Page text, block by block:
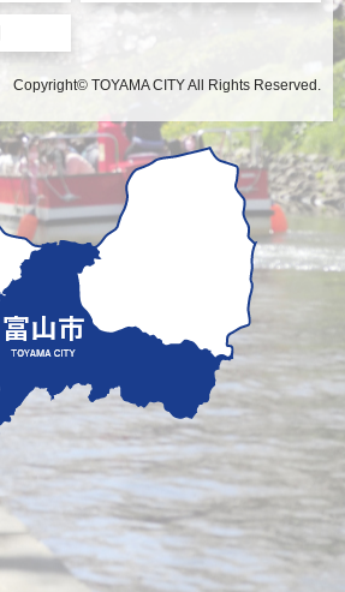
Copyright© TOYAMA CITY All Rights Reserved.